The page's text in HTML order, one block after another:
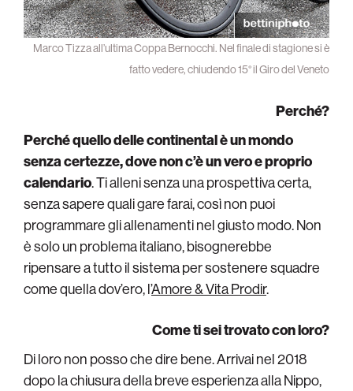
Marco Tizza all’ultima Coppa Bernocchi. Nel finale di stagione si è
fatto vedere, chiudendo 15° il Giro del Veneto
Perché?
Perché quello delle continental è un mondo
senza certezze, dove non c’è un vero e proprio
calendario. Ti alleni senza una prospettiva certa,
senza sapere quali gare farai, così non puoi
programmare gli allenamenti nel giusto modo. Non
è solo un problema italiano, bisognerebbe
ripensare a tutto il sistema per sostenere squadre
come quella dov’ero, l’Amore & Vita Prodir.
Come ti sei trovato con loro?
Di loro non posso che dire bene. Arrivai nel 2018
dopo la chiusura della breve esperienza alla Nippo,